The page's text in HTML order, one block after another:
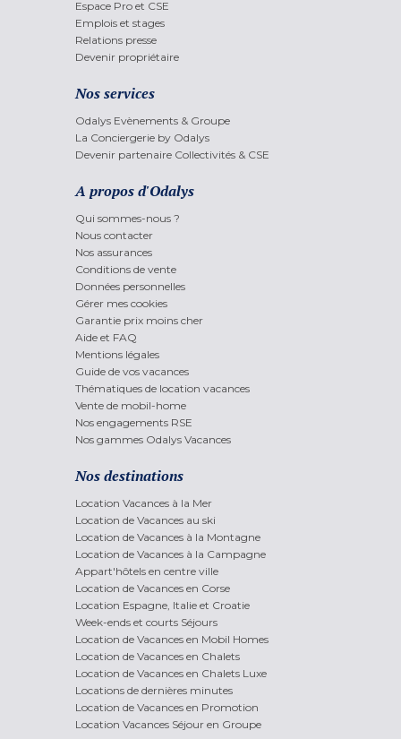
Espace Pro et CSE
Emplois et stages
Relations presse
Devenir propriétaire
Nos services
Odalys Evènements & Groupe
La Conciergerie by Odalys
Devenir partenaire Collectivités & CSE
A propos d'Odalys
Qui sommes-nous ?
Nous contacter
Nos assurances
Conditions de vente
Données personnelles
Gérer mes cookies
Garantie prix moins cher
Aide et FAQ
Mentions légales
Guide de vos vacances
Thématiques de location vacances
Vente de mobil-home
Nos engagements RSE
Nos gammes Odalys Vacances
Nos destinations
Location Vacances à la Mer
Location de Vacances au ski
Location de Vacances à la Montagne
Location de Vacances à la Campagne
Appart'hôtels en centre ville
Location de Vacances en Corse
Location Espagne, Italie et Croatie
Week-ends et courts Séjours
Location de Vacances en Mobil Homes
Location de Vacances en Chalets
Location de Vacances en Chalets Luxe
Locations de dernières minutes
Location de Vacances en Promotion
Location Vacances Séjour en Groupe